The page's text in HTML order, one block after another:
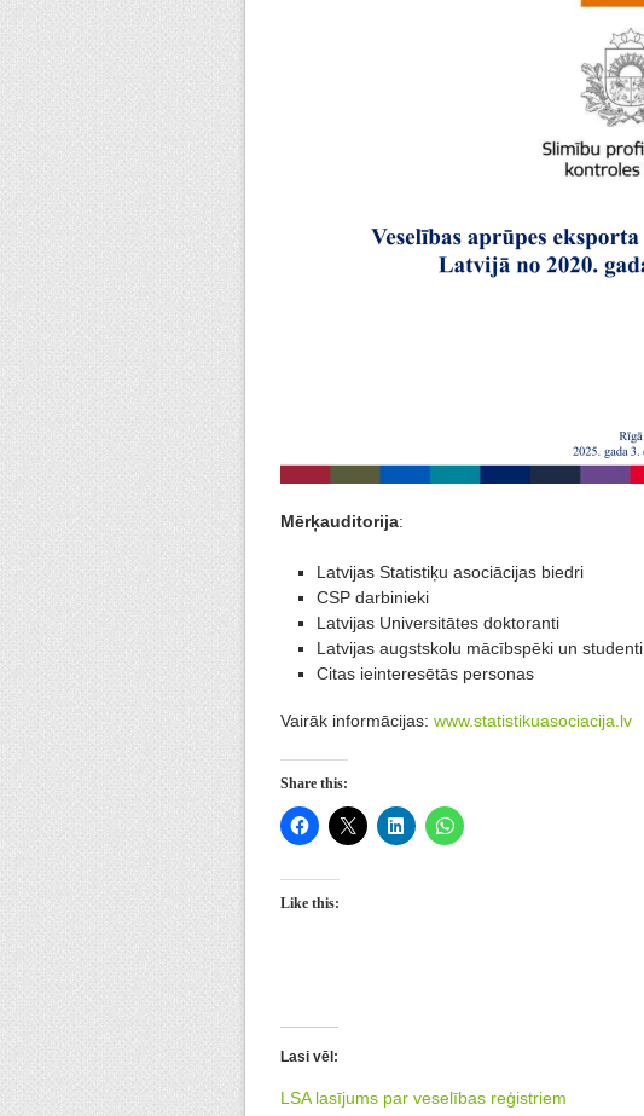
Mērķauditorija:
Latvijas Statistiķu asociācijas biedri
CSP darbinieki
Latvijas Universitātes doktoranti
Latvijas augstskolu mācībspēki un studenti
Citas ieinteresētās personas
Vairāk informācijas: www.statistikuasociacija.lv
Share this:
Like this:
Lasi vēl:
LSA lasījums par veselības reģistriem